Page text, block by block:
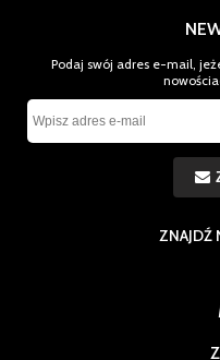
Podaj swój adres e-mail,
ZNAJDŹ